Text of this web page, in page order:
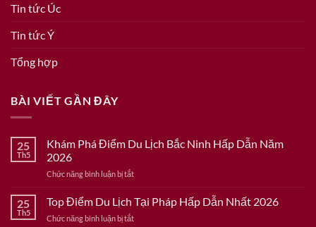
Tin tức Úc
Tin tức Ý
Tổng hợp
BÀI VIẾT GẦN ĐÂY
25
Th5
Khám Phá Điểm Du Lịch Bắc Ninh Hấp Dẫn Năm
2026
Chức năng bình luận bị tắtở
Phá
Điểm
Du
25
Th5
Top Điểm Du Lịch Tại Pháp Hấp Dẫn Nhất 2026
Chức năng bình luận bị tắtở